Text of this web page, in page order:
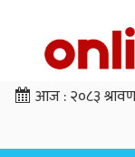
आज :२०८३